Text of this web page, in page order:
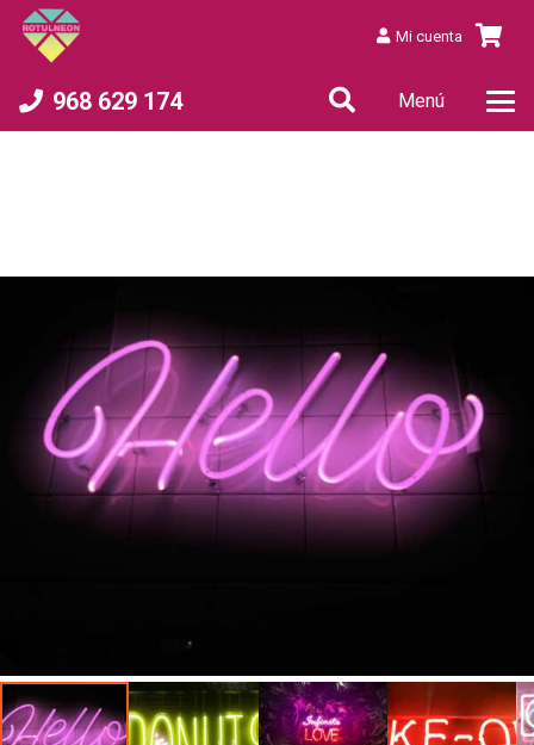
Mi cuenta
968 629 174 Menú